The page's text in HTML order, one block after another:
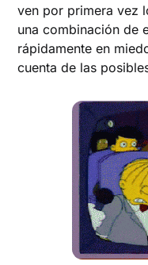
ven por primera vez
una combinación de
rápidamente en
cuenta de las